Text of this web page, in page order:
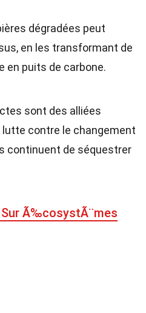
dégradées peut
en les transformant de
en puits de carbone.
sont des alliées
contre le changement
continuent de séquestrer
Ã‰cosystÃ¨mes